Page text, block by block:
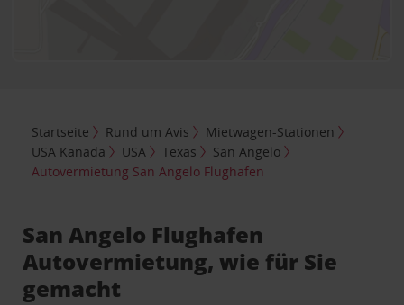
Startseite Rund um Avis
Mietwagen-Stationen
USA Kanada
USA Texas
San Angelo
Autovermietung San Angelo Flughafen
San Angelo Flughafen
Autovermietung, wie für Sie
gemacht